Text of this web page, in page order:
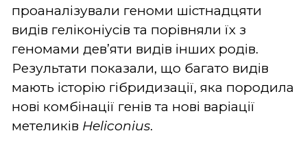
проаналізували геноми шістнадцяти
видів геліконіусів та порівняли їх з
геномами дев’яти видів інших родів.
Результати показали, що багато видів
мають історію гібридизації, яка породила
нові комбінації генів та нові варіації
метеликів Heliconius.